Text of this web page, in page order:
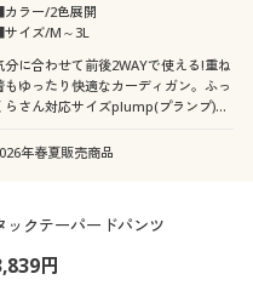
ラー/2色展開
イズ/M～3L
分に合わせて前後2WAYで使える!重ね
もゆったり快適なカーディガン。ふっ
らさん対応サイズplump(プランプ)も
年春夏販売商品
ックテーパードパンツ
円